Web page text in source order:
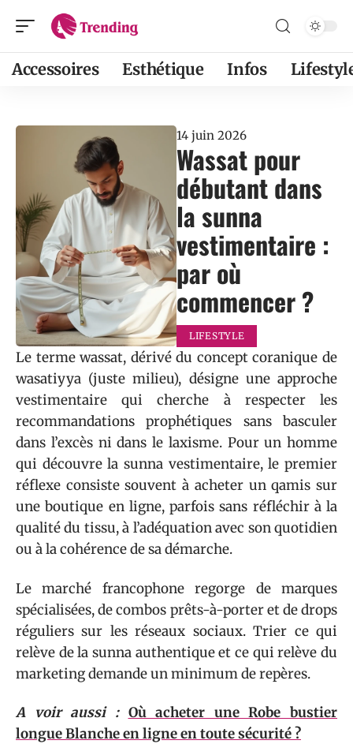
Accessoires Esthétique Infos
14 juin 2026
Wassat pour
débutant dans
la sunna
vestimentaire :
par où
commencer ?
LIFESTYLE
Le terme wassat, dérivé du concept coranique de
wasatiyya (juste milieu), désigne une approche
vestimentaire qui cherche à respecter les
recommandations prophétiques sans basculer
dans l’excès ni dans le laxisme. Pour un homme
qui découvre la sunna vestimentaire, le premier
réflexe consiste souvent à acheter un qamis sur
une boutique en ligne, parfois sans réfléchir à la
qualité du tissu, à l’adéquation avec son quotidien
ou à la cohérence de sa démarche.
Le marché francophone regorge de marques
spécialisées, de combos prêts-à-porter et de drops
réguliers sur les réseaux sociaux. Trier ce qui
relève de la sunna authentique et ce qui relève du
marketing demande un minimum de repères.
A voir aussi : Où acheter une Robe bustier
longue Blanche en ligne en toute sécurité ?